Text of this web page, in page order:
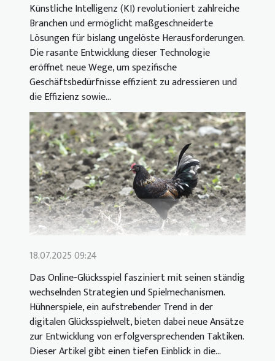
Künstliche Intelligenz (KI) revolutioniert zahlreiche
Branchen und ermöglicht maßgeschneiderte
Lösungen für bislang ungelöste Herausforderungen.
Die rasante Entwicklung dieser Technologie
eröffnet neue Wege, um spezifische
Geschäftsbedürfnisse effizient zu adressieren und
die Effizienz sowie...
18.07.2025 09:24
Das Online-Glücksspiel fasziniert mit seinen ständig
wechselnden Strategien und Spielmechanismen.
Hühnerspiele, ein aufstrebender Trend in der
digitalen Glücksspielwelt, bieten dabei neue Ansätze
zur Entwicklung von erfolgversprechenden Taktiken.
Dieser Artikel gibt einen tiefen Einblick in die...